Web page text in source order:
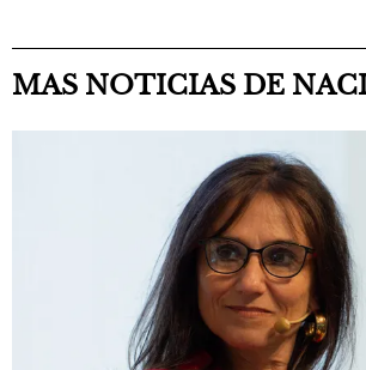
MAS NOTICIAS DE